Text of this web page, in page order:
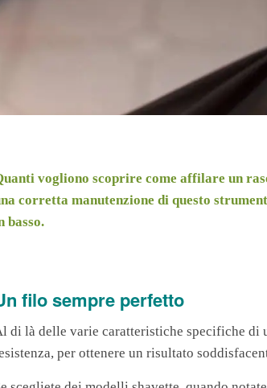
vogliono scoprire come affilare un
corretta manutenzione di questo
basso.
filo sempre perfetto
di là delle varie caratteristiche specifiche di
per ottenere un risultato